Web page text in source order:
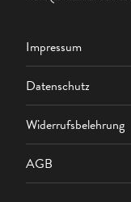
Impressum
Datenschutz
Widerrufsbelehrung
AGB